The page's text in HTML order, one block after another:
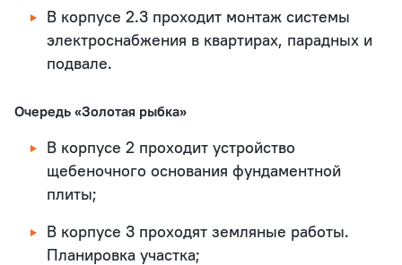
В корпусе 2.3 проходит монтаж системы
электроснабжения в квартирах, парадных и
подвале.
Очередь «Золотая рыбка»
В корпусе 2 проходит устройство
щебеночного основания фундаментной
плиты;
В корпусе 3 проходят земляные работы.
Планировка участка;